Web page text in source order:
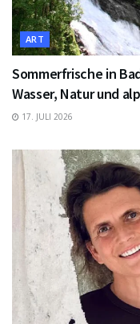
ART
Sommerfrische in
Wasser, Natur und
17. JULI 2026